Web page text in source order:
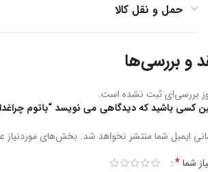
حمل و نقل کالا
و بررسی‌ها
بررسی‌ای ثبت نشده است.
کسی باشید که دیدگاهی می نویسد “باتوم
ایمیل شما منتشر نخواهد شد. بخش‌های موردنیاز
شما*